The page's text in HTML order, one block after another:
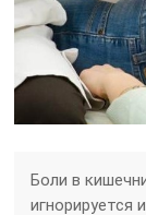
Боли в
игнорируется